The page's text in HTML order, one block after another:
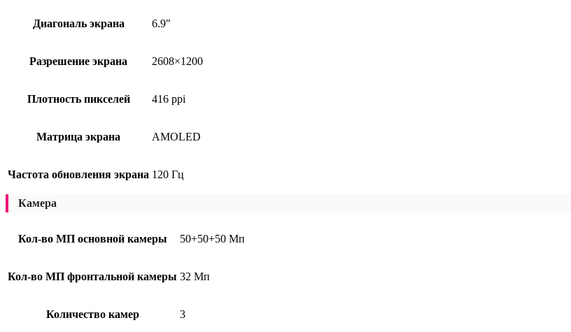
Диагональ экрана 6.9"
Разрешение экрана 2608×1200
Плотность пикселей 416 ppi
Матрица экрана AMOLED
Частота обновления экрана 120 Гц
Камера
Кол-во МП основной камеры 50+50+50 Мп
Кол-во МП фронтальной камеры 32 Мп
Количество камер 3